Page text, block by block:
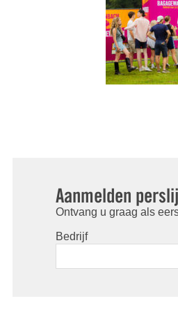
Aanmelden
Ontvang u graag als
Bedrijf